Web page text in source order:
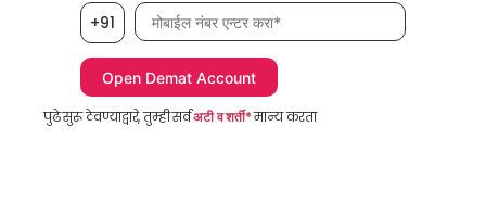
+91 मोबाईल नंबर, आवश्यक
पुढे सुरू ठेवण्याद्वारे, तुम्ही सर्वअटी व शर्ती*मान्य करता